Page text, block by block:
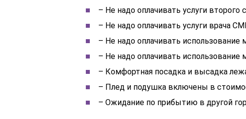
– Не надо оплачивать услуги второго
– Не надо оплачивать услуги врача
– Не надо оплачивать использование
– Не надо оплачивать использование
– Комфортная посадка и высадка
– Плед и подушка включены в
– Ожидание по прибытию в другой